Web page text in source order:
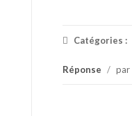
Catégories :
Réponse / par